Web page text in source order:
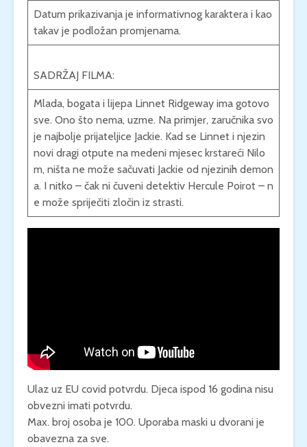
Datum prikazivanja je informativnog karaktera i kao
takav je podložan promjenama.
SADRŽAJ FILMA:
Mlada, bogata i lijepa Linnet Ridgeway ima gotovo
sve. Ono što nema, uzme. Na primjer, zaručnika svo
je najbolje prijateljice Jackie. Kad se Linnet i njezin
novi dragi otpute na medeni mjesec krstareći Nilo
m, ništa ne može sačuvati Jackie od njezinih demon
a. I nitko – čak ni čuveni detektiv Hercule Poirot – n
e može spriječiti zločin iz strasti.
Ulaz uz EU covid potvrdu. Djeca ispod 16 godina nisu
obvezni imati potvrdu.
Max. broj osoba je 100. Uporaba maski u dvorani je
obavezna za sve.